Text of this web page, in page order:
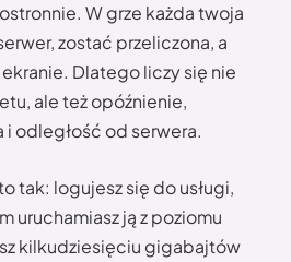
W grze każda twoja
zostać przeliczona, a
Dlatego liczy się nie
ale też opóźnienie,
odległość od serwera.
tak: logujesz się do usługi,
uruchamiasz ją z poziomu
kilkudziesięciu gigabajtów